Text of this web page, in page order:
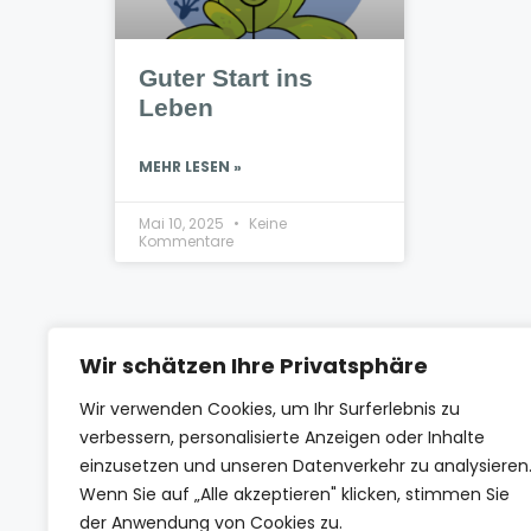
Wir schätzen Ihre Privatsphäre
Wir verwenden Cookies, um Ihr Surferlebnis zu
verbessern, personalisierte Anzeigen oder Inhalte
einzusetzen und unseren Datenverkehr zu analysieren.
Wenn Sie auf „Alle akzeptieren" klicken, stimmen Sie
der Anwendung von Cookies zu.
Guter Start ins
Leben
MEHR LESEN »
Mai 10, 2025
Keine
Kommentare